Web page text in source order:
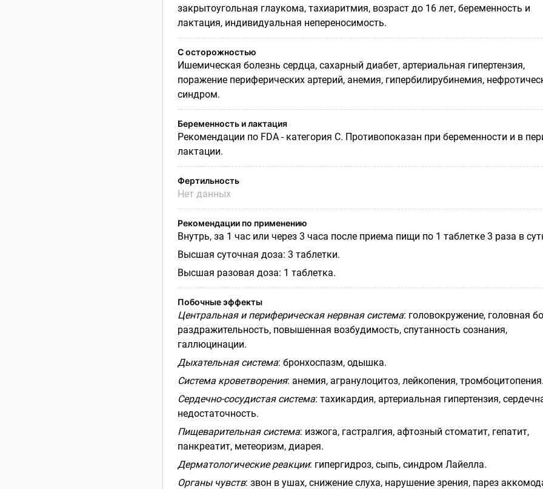
закрытоугольная глаукома, тахиаритмия, возраст до 16 лет, беременность и
лактация, индивидуальная непереносимость.
С осторожностью
Ишемическая болезнь сердца, сахарный диабет, артериальная гипертензия,
поражение периферических артерий, анемия, гипербилирубинемия,
синдром.
Беременность и лактация
Рекомендации по FDA- категория С. Противопоказан при беременности и в
лактации.
Фертильность
Нет данных
Рекомендации по применению
Внутрь, за 1 час или через 3 часа после приема пищи по 1 таблетке 3 раза в
Высшая суточная доза: 3 таблетки.
Высшая разовая доза: 1 таблетка.
Побочные эффекты
Центральная и периферическая нервная система: головокружение, головная
раздражительность, повышенная возбудимость, спутанность сознания,
галлюцинации.
Дыхательная система: бронхоспазм, одышка.
Система кроветворения: анемия, агранулоцитоз, лейкопения, тромбоцитопения.
Сердечно-сосудистая система: тахикардия, артериальная гипертензия,
недостаточность.
Пищеварительная система: изжога, гастралгия, афтозный стоматит, гепатит,
панкреатит, метеоризм, диарея.
Дерматологические реакции: гипергидроз, сыпь, синдром Лайелла.
Органы чувств: звон в ушах, снижение слуха, нарушение зрения, парез